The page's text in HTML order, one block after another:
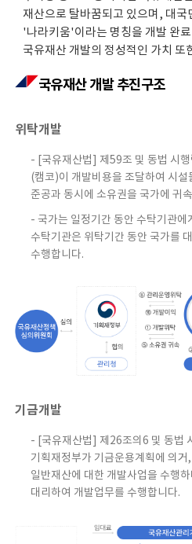
재산으로 탈바꿈되고 있으며, 대국
'나라키움'이라는 명칭을 개발 완
국유재산 개발의 정성적인 가치 또
국유재산 개발 추진구조
위탁개발
- [국유재산법] 제59조 및 동법 시
(캠코)이 개발비용을 조달하여 시설
준공과 동시에 소유권을 국가에 귀
- 국가는 일정기간 동안 수탁기관에
수탁기관은 위탁기간 동안 국가를
수행합니다.
기금개발
- [국유재산법] 제26조의6 및 동법
기획재정부가 기금운용계획에 의
일반재산에 대한 개발사업을 수행
대리하여 개발업무를 수행합니다.